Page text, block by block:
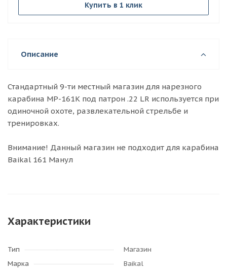
Купить в 1 клик
Описание
Стандартный 9-ти местный магазин для нарезного
карабина МР-161К под патрон .22 LR используется при
одиночной охоте, развлекательной стрельбе и
тренировках.
Внимание! Данный магазин не подходит для карабина
Baikal 161 Манул
Характеристики
Тип
Магазин
Марка
Baikal